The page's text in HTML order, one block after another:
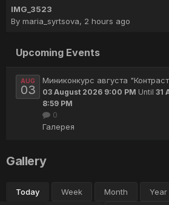
IMG_3523
By maria_syrtsova, 2 hours ago
Upcoming Events
AUG
03
Миниконкурс августа
03 August 2026 9:00 PM Until 31
8:59 PM
0
Галерея
Gallery
Today Week Month Year